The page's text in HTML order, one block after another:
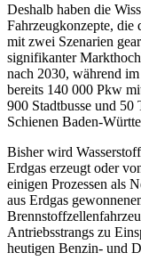
Deshalb haben die
Fahrzeugkonzepte, die
mit zwei Szenarien
signifikanter
nach 2030, während
bereits 140 000 Pkw
900 Stadtbusse und 50
Schienen Baden-
Bisher wird
Erdgas erzeugt oder
einigen Prozessen als
aus Erdgas
Antriebsstrangs zu
heutigen Benzin- und